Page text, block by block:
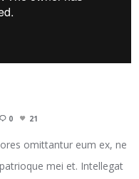
0 21
omittantur eum ex, ne
mei et. Intellegat